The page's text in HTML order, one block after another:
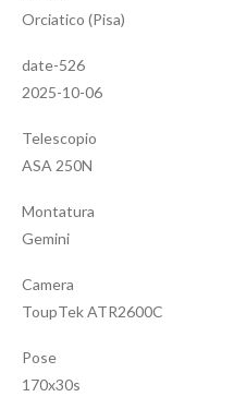
Orciatico (Pisa)
date-526
2025-10-06
Telescopio
ASA 250N
Montatura
Gemini
Camera
ToupTek ATR2600C
Pose
170x30s